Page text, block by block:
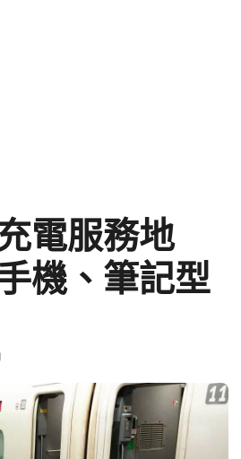
電服務地
機、筆記型